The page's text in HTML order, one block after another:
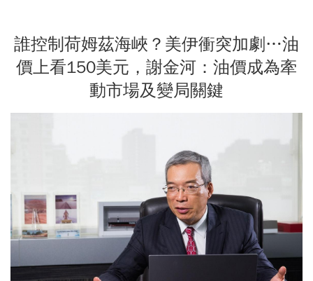
誰控制荷姆茲海峽？美伊衝突加劇…油
價上看150美元，謝金河：油價成為牽
動市場及變局關鍵